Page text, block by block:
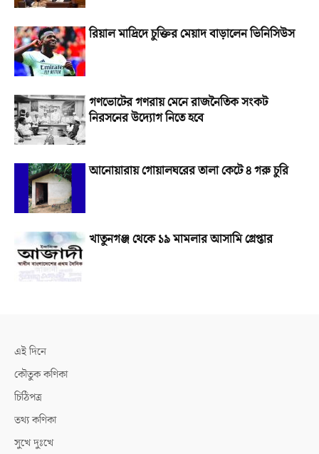
রিয়াল মাদ্রিদে চুক্তির মেয়াদ বাড়ালেন ভিনিসিউস
গণভোটের গণরায় মেনে রাজনৈতিক সংকট
নিরসনের উদ্যোগ নিতে হবে
আনোয়ারায় গোয়ালঘরের তালা কেটে ৪ গরু চুরি
খাতুনগঞ্জ থেকে ১৯ মামলার আসামি গ্রেপ্তার
এই দিনে
কৌতুক কণিকা
চিঠিপত্র
তথ্য কণিকা
সুখে দুঃখে